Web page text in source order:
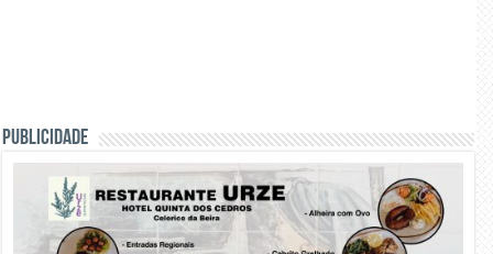
PUBLICIDADE